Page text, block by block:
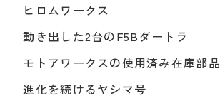
ヒロムワークス
動き出した2台のF5Bダートラ
モトアワークスの使用済み在庫部品
進化を続けるヤシマ号